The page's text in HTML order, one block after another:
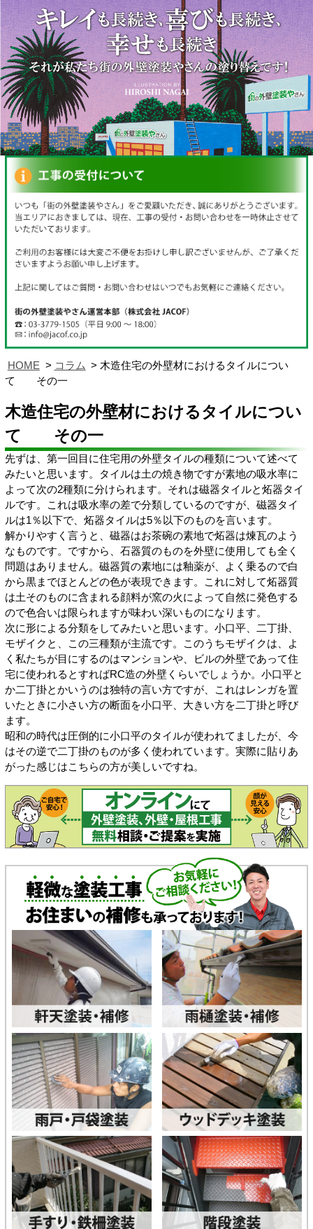
HOME コラム
木造住宅の外壁材におけるタイルについ
て その一
木造住宅の外壁材におけるタイルについ
て その一
先ずは、第一回目に住宅用の外壁タイルの種類について述べて
みたいと思います。タイルは土の焼き物ですが素地の吸水率に
よって次の2種類に分けられます。それは磁器タイルと炻器タイ
ルです。これは吸水率の差で分類しているのですが、磁器タイ
ルは1％以下で、炻器タイルは5％以下のものを言います。
解かりやすく言うと、磁器はお茶碗の素地で炻器は煉瓦のよう
なものです。ですから、石器質のものを外壁に使用しても全く
問題はありません。磁器質の素地には釉薬が、よく乗るので白
から黒までほとんどの色が表現できます。これに対して炻器質
は土そのものに含まれる顔料が窯の火によって自然に発色する
ので色合いは限られますが味わい深いものになります。
次に形による分類をしてみたいと思います。小口平、二丁掛、
モザイクと、この三種類が主流です。このうちモザイクは、よ
く私たちが目にするのはマンションや、ビルの外壁であって住
宅に使われるとすればRC造の外壁くらいでしょうか。小口平と
か二丁掛とかいうのは独特の言い方ですが、これはレンガを置
いたときに小さい方の断面を小口平、大きい方を二丁掛と呼び
ます。
昭和の時代は圧倒的に小口平のタイルが使われてましたが、今
はその逆で二丁掛のものが多く使われています。実際に貼りあ
がった感じはこちらの方が美しいですね。